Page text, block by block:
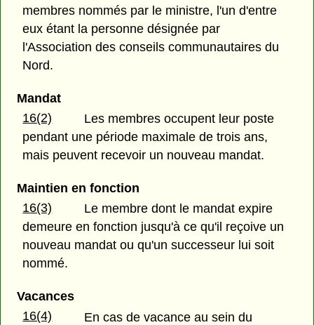
membres nommés par le ministre, l'un d'entre
eux étant la personne désignée par
l'Association des conseils communautaires du
Nord.
Mandat
16(2)
Les membres occupent leur poste
pendant une période maximale de trois ans,
mais peuvent recevoir un nouveau mandat.
Maintien en fonction
16(3)
Le membre dont le mandat expire
demeure en fonction jusqu'à ce qu'il reçoive un
nouveau mandat ou qu'un successeur lui soit
nommé.
Vacances
16(4)
En cas de vacance au sein du